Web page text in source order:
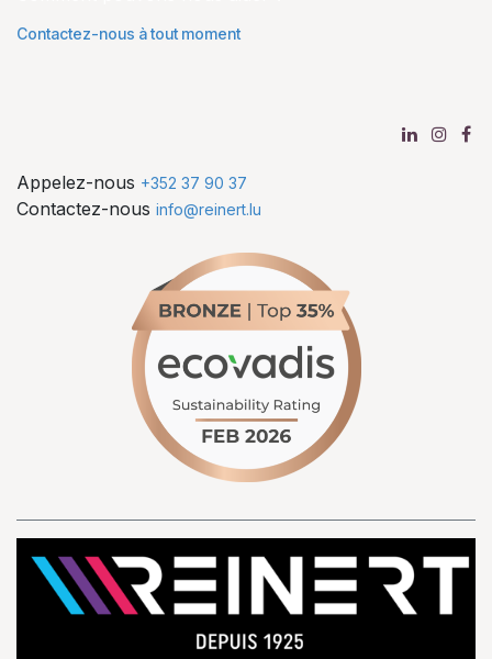
Contactez-nous à tout moment
Appelez-nous +352 37 90 37
Contactez-nous info@reinert.lu